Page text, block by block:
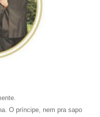
O príncipe, nem pra sapo